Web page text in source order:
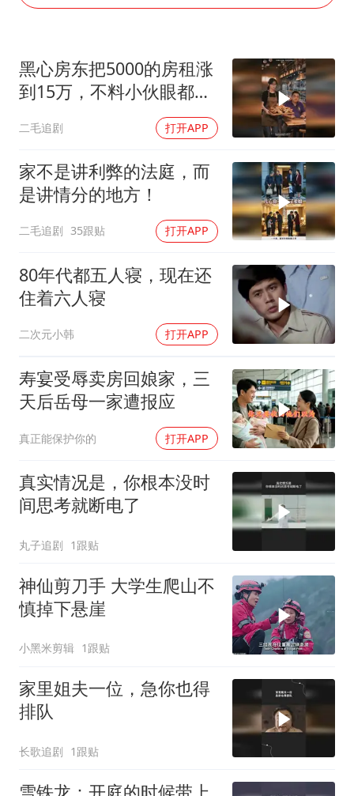
中国女篮70-67险胜尼日利亚女篮
“新疆阿勒泰八月能滑雪”不实
国防部：坚决反制任何闹海挑衅图谋
夯实基础开新局
黑心房东把5000的房租涨
到15万，不料小伙眼都不
二毛追剧 打开APP
家不是讲利弊的法庭，而
是讲情分的地方！
二毛追剧 35跟贴 打开APP
80年代都五人寝，现在还
住着六人寝
二次元小韩 打开APP
寿宴受辱卖房回娘家，三
天后岳母一家遭报应
真正能保护你的 打开APP
真实情况是，你根本没时
间思考就断电了
丸子追剧 1跟贴
神仙剪刀手 大学生爬山不
慎掉下悬崖
小黑米剪辑 1跟贴
家里姐夫一位，急你也得
排队
长歌追剧 1跟贴